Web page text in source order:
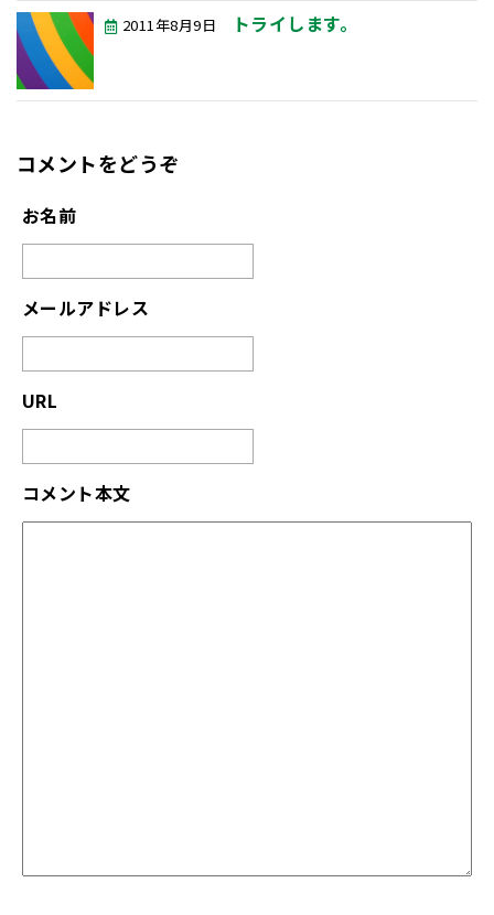
2011年8月9日 トライします。
コメントをどうぞ
お名前
メールアドレス
URL
コメント本文